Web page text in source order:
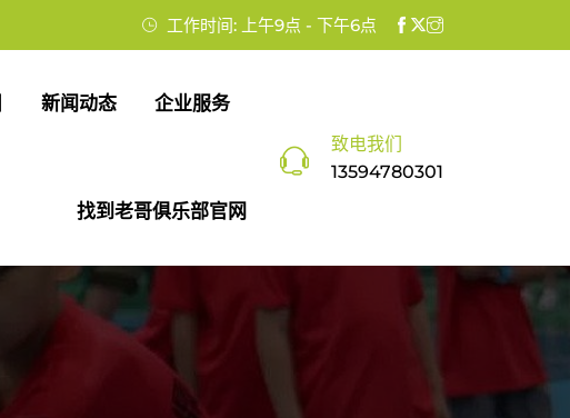
工作时间: 上午9点 - 下午6点
新闻动态 企业服务
找到老哥俱乐部官网
致电我们
13594780301